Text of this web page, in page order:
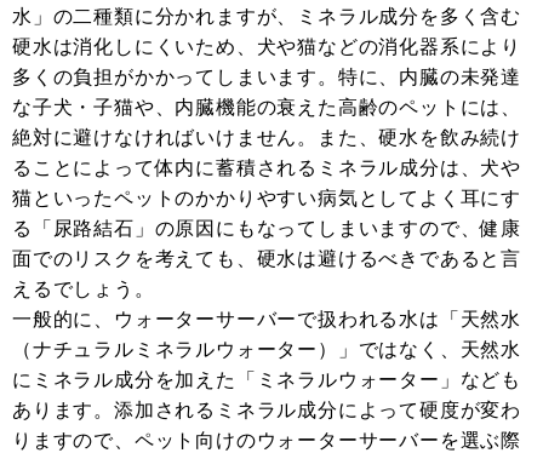
水」の二種類に分かれますが、ミネラル成分を多く含む
硬水は消化しにくいため、犬や猫などの消化器系により
多くの負担がかかってしまいます。特に、内臓の未発達
な子犬・子猫や、内臓機能の衰えた高齢のペットには、
絶対に避けなければいけません。また、硬水を飲み続け
ることによって体内に蓄積されるミネラル成分は、犬や
猫といったペットのかかりやすい病気としてよく耳にす
る「尿路結石」の原因にもなってしまいますので、健康
面でのリスクを考えても、硬水は避けるべきであると言
えるでしょう。
一般的に、ウォーターサーバーで扱われる水は「天然水
（ナチュラルミネラルウォーター）」ではなく、天然水
にミネラル成分を加えた「ミネラルウォーター」なども
あります。添加されるミネラル成分によって硬度が変わ
りますので、ペット向けのウォーターサーバーを選ぶ際